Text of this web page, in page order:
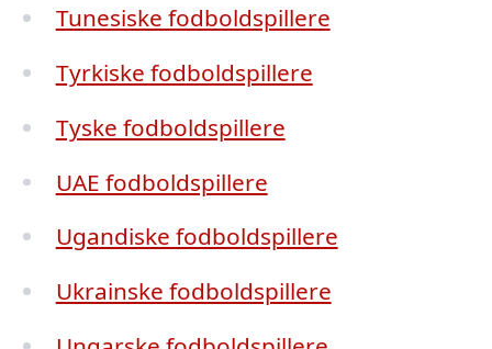
Tunesiske fodboldspillere
Tyrkiske fodboldspillere
Tyske fodboldspillere
UAE fodboldspillere
Ugandiske fodboldspillere
Ukrainske fodboldspillere